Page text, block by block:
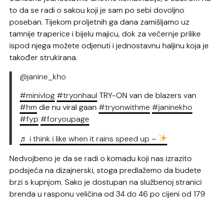
to da se radi o sakou koji je sam po sebi dovoljno
poseban. Tijekom proljetnih ga dana zamišljamo uz
tamnije traperice i bijelu majicu, dok za večernje prilike
ispod njega možete odjenuti i jednostavnu haljinu koja je
također strukirana.
@janine_kho
#minivlog#tryonhaul TRY-ON van de blazers van
#hm die nu viral gaan#tryonwithme #janinekho
#fyp #foryoupage
♬ i think i like when it rains speed up –
Nedvojbeno je da se radi o komadu koji nas izrazito
podsjeća na dizajnerski, stoga predlažemo da budete
brzi s kupnjom. Sako je dostupan na službenoj stranici
brenda u rasponu veličina od 34 do 46 po cijeni od 179